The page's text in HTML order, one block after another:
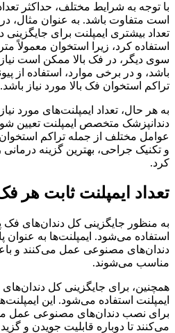
با توجه به شرایط مختلف، حداکثر
است متفاوت باشد. به عنوان مثال،
تعداد بیشتری ایمپلنت برای
استفاده کرد، زیرا استخوان معمولاً
سوی دیگر، در فک بالا ممکن است نیاز
باشد، و در برخی موارد، استفاده از
تراکم استخوان فک بالا مورد نیاز باشد.
به هر حال، تعداد ایمپلنت‌های مورد
دندانپزشک متخصص ایمپلنت تعیین
عوامل مختلف از جمله تراکم
و تکنیک جراحی، بهترین گزینه درمانی
کرد.
تعداد ایمپلنت ثابت هر
استفاده می‌شود. ایمپلنت‌ها به عنوان
دندان‌های مصنوعی عمل می‌کنند و
مناسب می‌شوند.
ایمپلنت استفاده می‌شود. این
برای نصب دندان‌های مصنوعی عمل
می‌کنند تا دوباره قابلیت جویدن و